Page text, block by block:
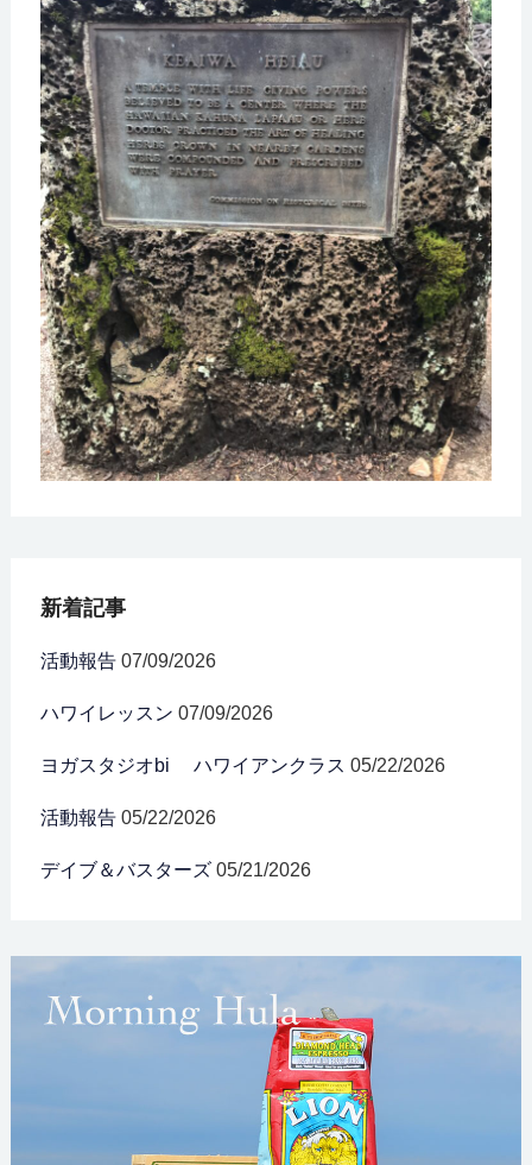
新着記事
活動報告 07/09/2026
ハワイレッスン 07/09/2026
ヨガスタジオbi ハワイアンクラス 05/22/2026
活動報告 05/22/2026
デイブ＆バスターズ 05/21/2026